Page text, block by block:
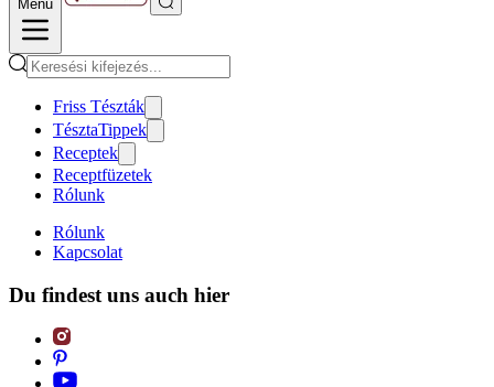
Menu
Friss Tészták
TésztaTippek
Receptek
Receptfüzetek
Rólunk
Rólunk
Kapcsolat
Du findest uns auch hier